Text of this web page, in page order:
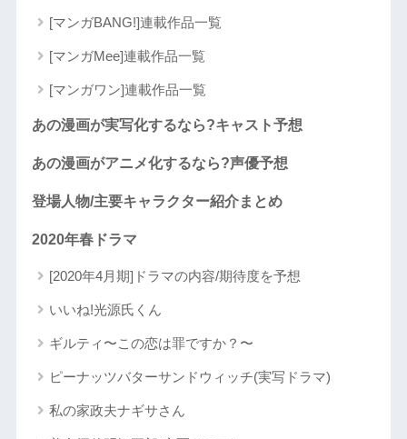
[マンガBANG!]連載作品一覧
[マンガMee]連載作品一覧
[マンガワン]連載作品一覧
あの漫画が実写化するなら?キャスト予想
あの漫画がアニメ化するなら?声優予想
登場人物/主要キャラクター紹介まとめ
2020年春ドラマ
[2020年4月期]ドラマの内容/期待度を予想
いいね!光源氏くん
ギルティ〜この恋は罪ですか？〜
ピーナッツバターサンドウィッチ(実写ドラマ)
私の家政夫ナギサさん